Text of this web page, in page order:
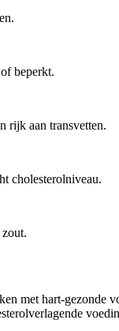
beperkt.
rijk aan transvetten.
cholesterolniveau.
met hart-gezonde